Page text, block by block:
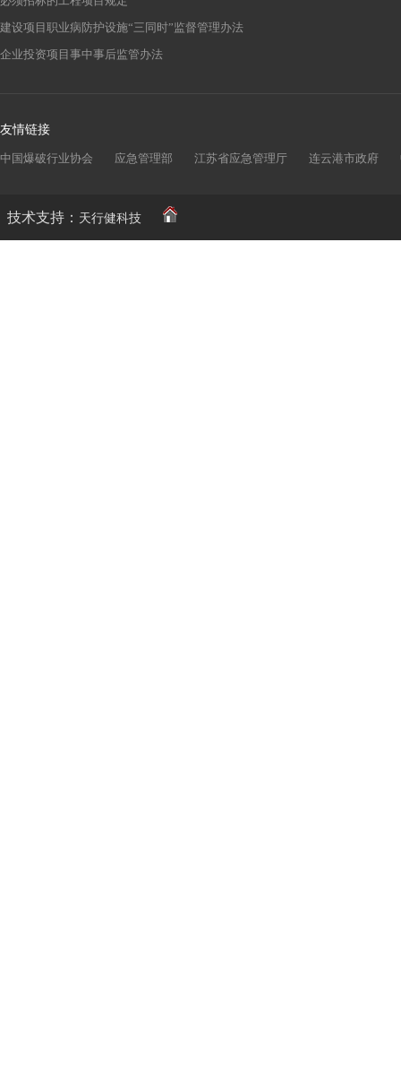
建设项目职业病防护设施“三同时”监督管理办法
企业投资项目事中事后监管办法
友情链接
中国爆破行业协会 应急管理部 江苏省应急管理厅 连云港市政府
技术支持： 天行健科技